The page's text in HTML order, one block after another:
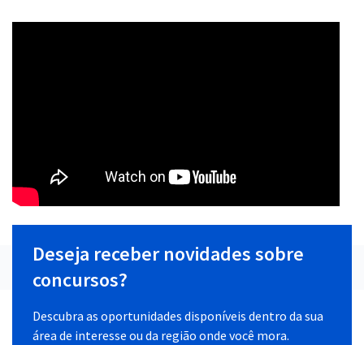
Deseja receber novidades sobre
concursos?
Descubra as oportunidades disponíveis dentro da sua
área de interesse ou da região onde você mora.